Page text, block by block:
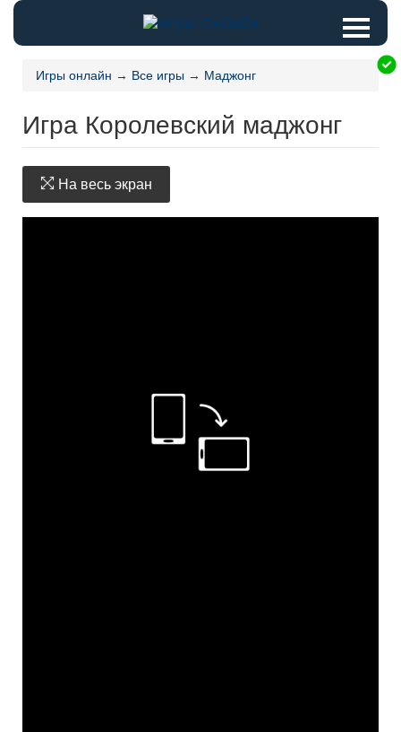
Игры онлайн → Все игры → Маджонг
Игра Королевский маджонг
На весь экран